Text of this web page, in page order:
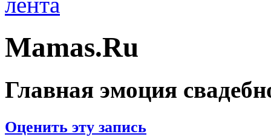
Mamas.Ru
Главная эмоция
Оценить эту запись